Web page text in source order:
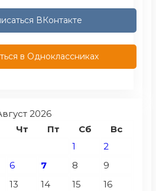
ВКонтакте
в Одноклассниках
2026
Чт Пт Сб Вс
1
2
6 7 8
9
13 14 15
16